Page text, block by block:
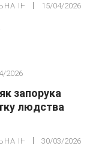
ІНЖЕНЕРІЯ15/04/2026
2026
запорука
людства
ІНЖЕНЕРІЯ30/03/2026